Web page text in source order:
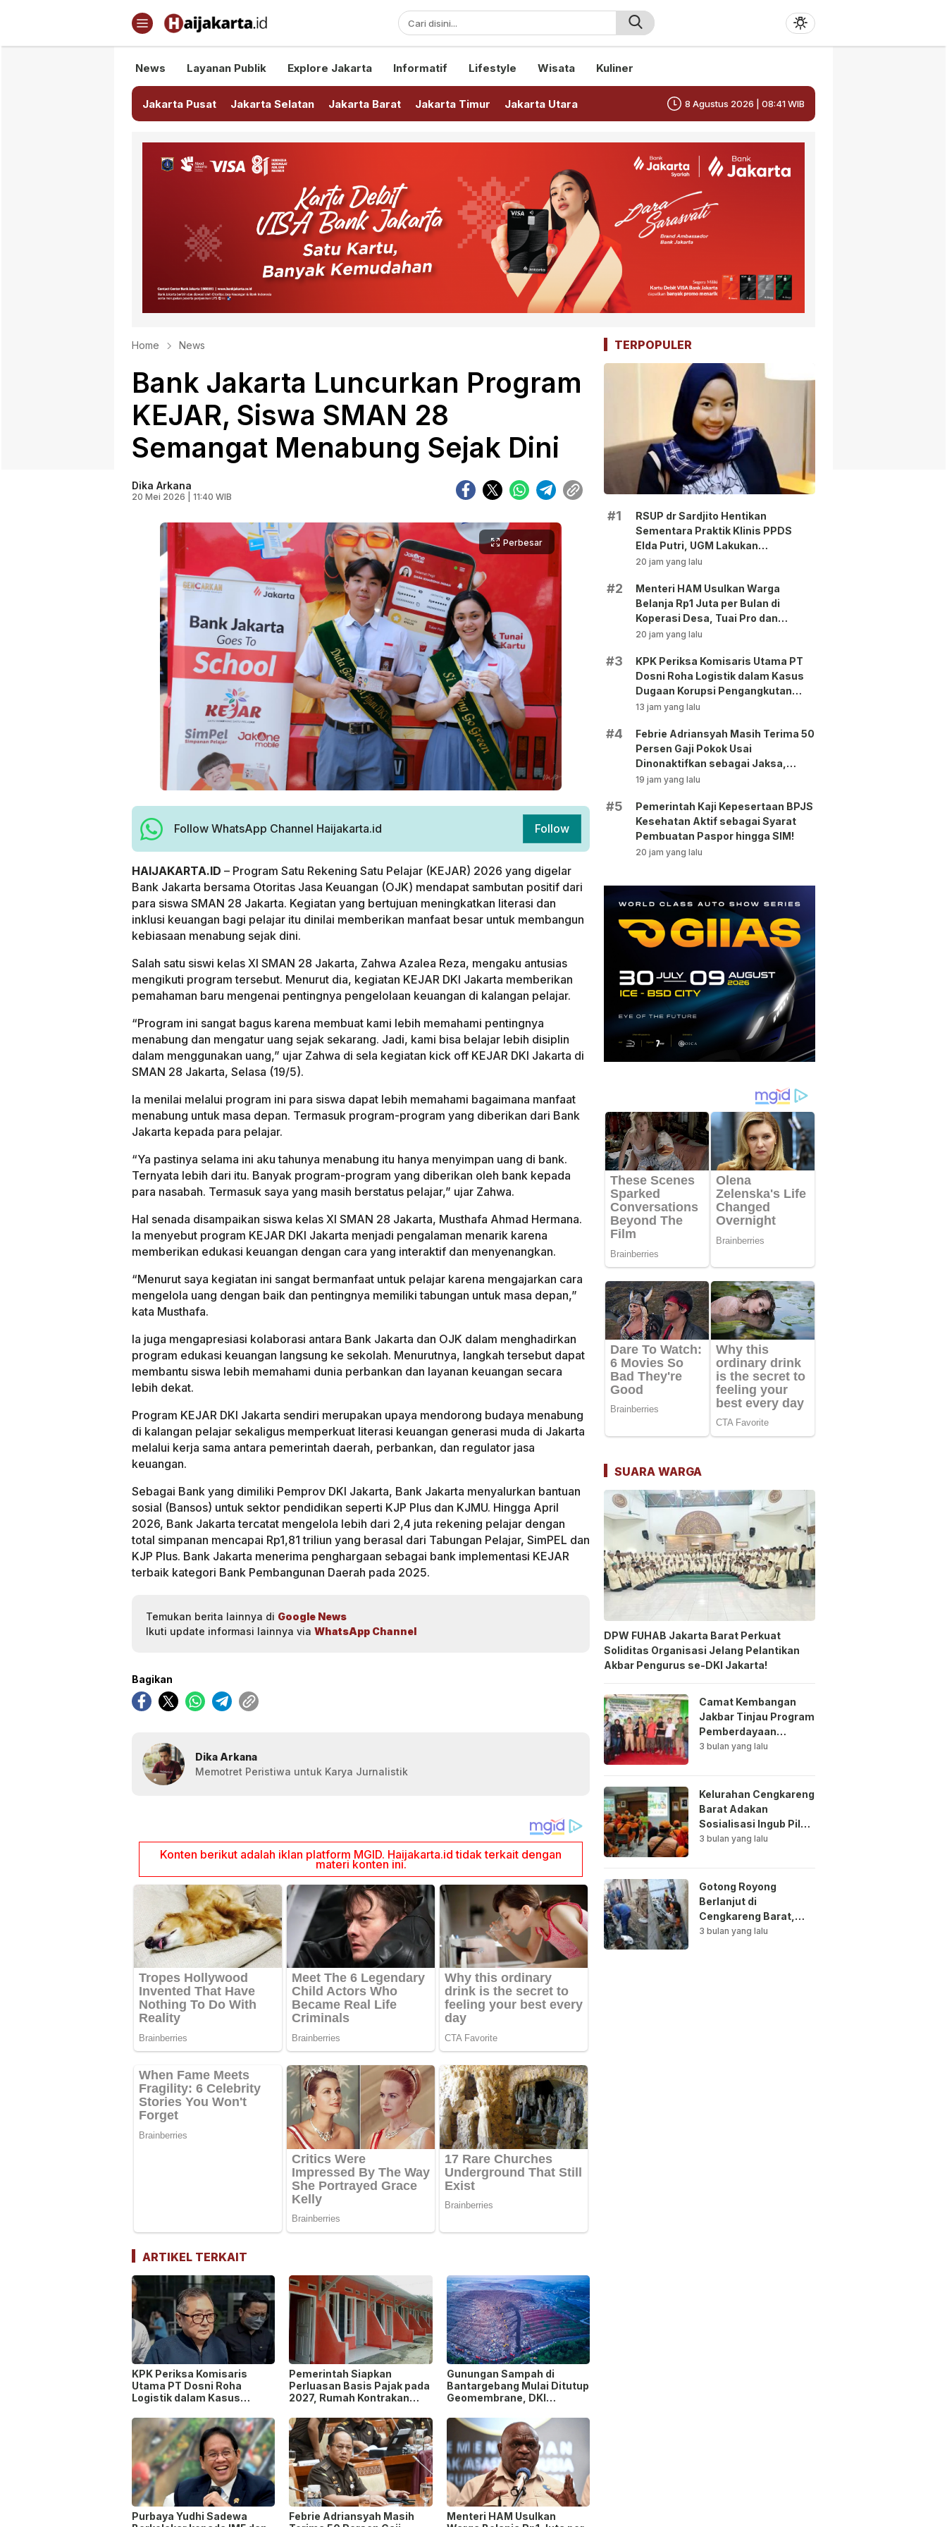
Haijakarta.id
Semua Tentang Jakarta Ada Disini!
News Layanan Publik Explore Jakarta Informatif Lifestyle Wisata Kuliner
Jakarta Pusat Jakarta Selatan Jakarta Barat Jakarta Timur Jakarta Utara 8 Agustus 2026 | 08:41 WIB
Home News
Bank Jakarta Luncurkan Program
KEJAR, Siswa SMAN 28
Semangat Menabung Sejak Dini
Dika Arkana
20 Mei 2026 | 11:40 WIB
Perbesar
Follow WhatsApp Channel Haijakarta.id Follow
HAIJAKARTA.ID – Program Satu Rekening Satu Pelajar (KEJAR) 2026 yang digelar
Bank Jakarta bersama Otoritas Jasa Keuangan (OJK) mendapat sambutan positif dari
para siswa SMAN 28 Jakarta. Kegiatan yang bertujuan meningkatkan literasi dan
inklusi keuangan bagi pelajar itu dinilai memberikan manfaat besar untuk membangun
kebiasaan menabung sejak dini.
Salah satu siswi kelas XI SMAN 28 Jakarta, Zahwa Azalea Reza, mengaku antusias
mengikuti program tersebut. Menurut dia, kegiatan KEJAR DKI Jakarta memberikan
pemahaman baru mengenai pentingnya pengelolaan keuangan di kalangan pelajar.
“Program ini sangat bagus karena membuat kami lebih memahami pentingnya
menabung dan mengatur uang sejak sekarang. Jadi, kami bisa belajar lebih disiplin
dalam menggunakan uang,” ujar Zahwa di sela kegiatan kick off KEJAR DKI Jakarta di
SMAN 28 Jakarta, Selasa (19/5).
Ia menilai melalui program ini para siswa dapat lebih memahami bagaimana manfaat
menabung untuk masa depan. Termasuk program-program yang diberikan dari Bank
Jakarta kepada para pelajar.
“Ya pastinya selama ini aku tahunya menabung itu hanya menyimpan uang di bank.
Ternyata lebih dari itu. Banyak program-program yang diberikan oleh bank kepada
para nasabah. Termasuk saya yang masih berstatus pelajar,” ujar Zahwa.
Hal senada disampaikan siswa kelas XI SMAN 28 Jakarta, Musthafa Ahmad Hermana.
Ia menyebut program KEJAR DKI Jakarta menjadi pengalaman menarik karena
memberikan edukasi keuangan dengan cara yang interaktif dan menyenangkan.
“Menurut saya kegiatan ini sangat bermanfaat untuk pelajar karena mengajarkan cara
mengelola uang dengan baik dan pentingnya memiliki tabungan untuk masa depan,”
kata Musthafa.
Ia juga mengapresiasi kolaborasi antara Bank Jakarta dan OJK dalam menghadirkan
program edukasi keuangan langsung ke sekolah. Menurutnya, langkah tersebut dapat
membantu siswa lebih memahami dunia perbankan dan layanan keuangan secara
lebih dekat.
Program KEJAR DKI Jakarta sendiri merupakan upaya mendorong budaya menabung
di kalangan pelajar sekaligus memperkuat literasi keuangan generasi muda di Jakarta
melalui kerja sama antara pemerintah daerah, perbankan, dan regulator jasa
keuangan.
Sebagai Bank yang dimiliki Pemprov DKI Jakarta, Bank Jakarta menyalurkan bantuan
sosial (Bansos) untuk sektor pendidikan seperti KJP Plus dan KJMU. Hingga April
2026, Bank Jakarta tercatat mengelola lebih dari 2,4 juta rekening pelajar dengan
total simpanan mencapai Rp1,81 triliun yang berasal dari Tabungan Pelajar, SimPEL dan
KJP Plus. Bank Jakarta menerima penghargaan sebagai bank implementasi KEJAR
terbaik kategori Bank Pembangunan Daerah pada 2025.
Temukan berita lainnya di Google News
Ikuti update informasi lainnya via WhatsApp Channel
Bagikan
Dika Arkana
Memotret Peristiwa untuk Karya Jurnalistik
ARTIKEL TERKAIT
KPK Periksa Komisaris
Utama PT Dosni Roha
Logistik dalam Kasus
Pengangkutan Bansos!
Pemerintah Siapkan
Perluasan Basis Pajak pada
2027, Rumah Kontrakan
Pengawasan!
Gunungan Sampah di
Bantargebang Mulai Ditutup
Geomembrane, DKI
Sistem Open Dumping!
Purbaya Yudhi Sadewa
Febrie Adriansyah Masih
Menteri HAM Usulkan
TERPOPULER
#1
RSUP dr Sardjito Hentikan
Sementara Praktik Klinis PPDS
Elda Putri, UGM Lakukan
Investigasi!
20 jam yang lalu
#2
Menteri HAM Usulkan Warga
Belanja Rp1 Juta per Bulan di
Koperasi Desa, Tuai Pro dan
Kontra!
20 jam yang lalu
#3
KPK Periksa Komisaris Utama PT
Dosni Roha Logistik dalam Kasus
Dugaan Korupsi Pengangkutan
Bansos!
13 jam yang lalu
#4
Febrie Adriansyah Masih Terima 50
Persen Gaji Pokok Usai
Dinonaktifkan sebagai Jaksa,
Tunjangan ASN Dihentikan!
19 jam yang lalu
#5
Pemerintah Kaji Kepesertaan BPJS
Kesehatan Aktif sebagai Syarat
Pembuatan Paspor hingga SIM!
20 jam yang lalu
SUARA WARGA
DPW FUHAB Jakarta Barat Perkuat
Soliditas Organisasi Jelang Pelantikan
Akbar Pengurus se-DKI Jakarta!
Camat Kembangan
Jakbar Tinjau Program
Pemberdayaan
Lingkungan di Bale
3 bulan yang lalu
Kelurahan Cengkareng
Barat Adakan
Sosialisasi Ingub Pilah
Sampah Kepada PPSU
3 bulan yang lalu
Gotong Royong
Berlanjut di
Cengkareng Barat,
Saluran Air
3 bulan yang lalu